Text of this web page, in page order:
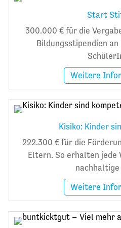
Start
300.000 € für die
Bildungsstipendien
Weitere
Kisiko: Kinder
222.300 € für die
Eltern. So erhalten jede
nachhaltige
Weitere